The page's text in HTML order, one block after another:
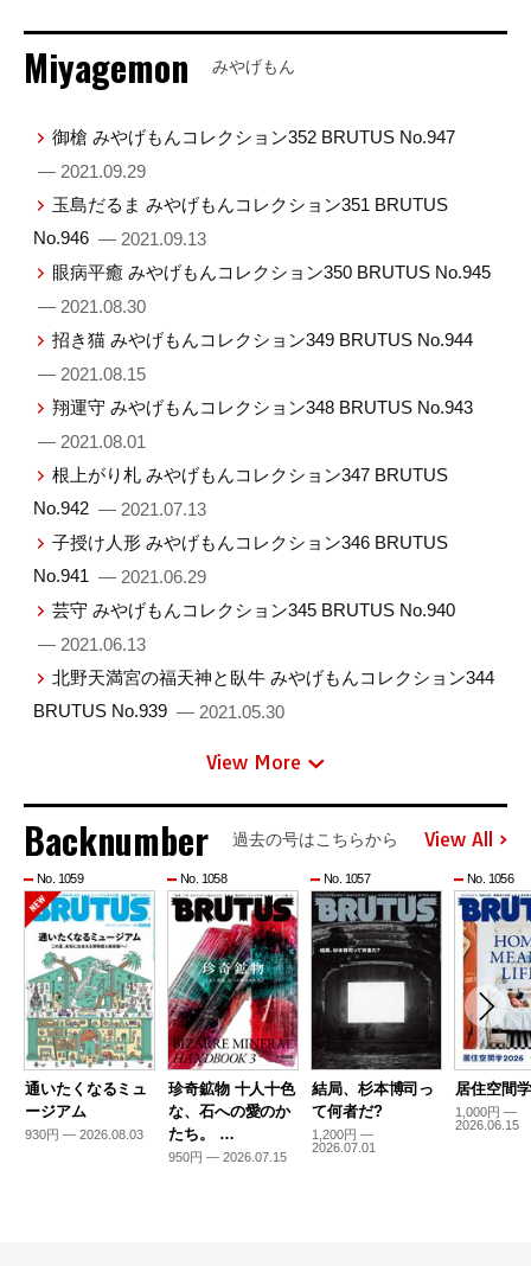
Miyagemon みやげもん
御槍 みやげもんコレクション352 BRUTUS No.947
— 2021.09.29
玉島だるま みやげもんコレクション351 BRUTUS
No.946 — 2021.09.13
眼病平癒 みやげもんコレクション350 BRUTUS No.945
— 2021.08.30
招き猫 みやげもんコレクション349 BRUTUS No.944
— 2021.08.15
翔運守 みやげもんコレクション348 BRUTUS No.943
— 2021.08.01
根上がり札 みやげもんコレクション347 BRUTUS
No.942 — 2021.07.13
子授け人形 みやげもんコレクション346 BRUTUS
No.941 — 2021.06.29
芸守 みやげもんコレクション345 BRUTUS No.940
— 2021.06.13
北野天満宮の福天神と臥牛 みやげもんコレクション344
BRUTUS No.939 — 2021.05.30
View More
Backnumber 過去の号はこちらから View All
No. 1059
通いたくなるミュ
ージアム
930円 — 2026.08.03
No. 1058
珍奇鉱物 十人十色
な、石への愛のか
たち。 …
950円 — 2026.07.15
No. 1057
結局、杉本博司っ
て何者だ?
1,200円 —
2026.07.01
No. 1056
居住空間
1,000円 —
2026.06.15